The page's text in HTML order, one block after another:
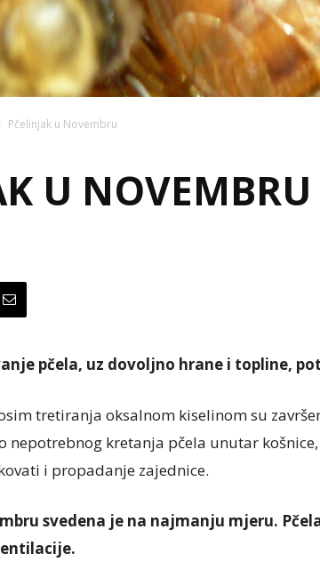
Pčelinjak u Novembru
U NOVEMBRU
pčela, uz dovoljno hrane i topline,
tretiranja oksalnom kiselinom su
nepotrebnog kretanja pčela unutar
i propadanje zajednice.
svedena je na najmanju mjeru.